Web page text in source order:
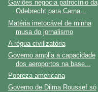
Gaviões negocia patrocínio da
Odebrecht para Carna...
Matéria irretocável de minha
musa do jornalismo
A régua civilizatória
Governo amplia a capacidade
dos aeroportos na base...
Pobreza americana
Governo de Dilma Roussef só